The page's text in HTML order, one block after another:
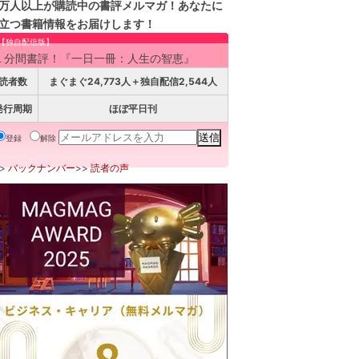
人以上が購読中の書評メルマガ！あなたに
つ書籍情報をお届けします！
独自配信版】
分間書評！『一日一冊：人生の智恵』
者数 まぐまぐ24,773人＋独自配信2,544人
行周期 ほぼ平日刊
登録 解除
バックナンバー>>読者の声